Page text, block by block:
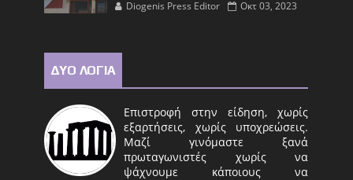
Diogenis Press Editor Οκτ 03, 2023
ΔΥΟ ΛΟΓΙΑ
Επιστροφή στην είδηση, χωρίς
εξαρτήσεις, χωρίς υποχρεώσεις.
Μαζί γινόμαστε ξανά
πρωταγωνιστές χωρίς να
ψάχνουμε κάποιους να